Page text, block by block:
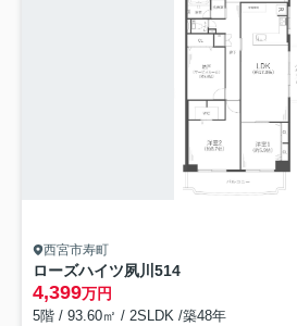
西宮市寿町
ローズハイツ夙川 514
4,399万円
5階 / 93.60㎡ / 2SLDK /築48年